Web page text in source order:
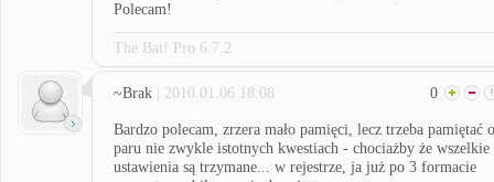
Polecam!
The Bat! Pro 6.7.2
~Brak | 2010.01.06 18:08 0
Bardzo polecam, zrzera mało pamięci, lecz trzeba pamiętać o
paru nie zwykle istotnych kwestiach - chociażby że wszelkie
ustawienia są trzymane... w rejestrze, ja już po 3 formacie